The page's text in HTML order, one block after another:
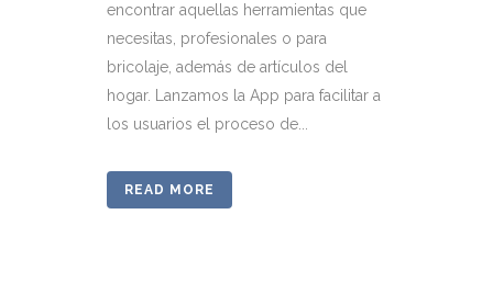
encontrar aquellas herramientas que
necesitas, profesionales o para
bricolaje, además de artículos del
hogar. Lanzamos la App para facilitar a
los usuarios el proceso de...
READ MORE